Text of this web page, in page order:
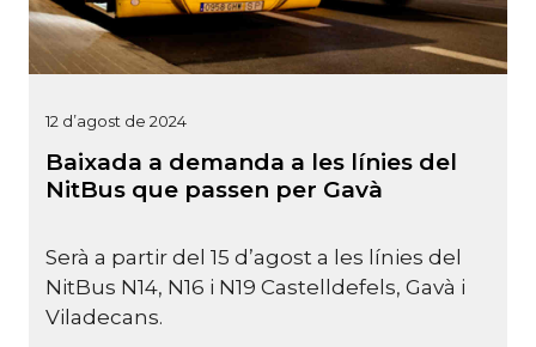
12 d’agost de 2024
Baixada a demanda a les línies del
NitBus que passen per Gavà
Serà a partir del 15 d’agost a les línies del
NitBus N14, N16 i N19 Castelldefels, Gavà i
Viladecans.